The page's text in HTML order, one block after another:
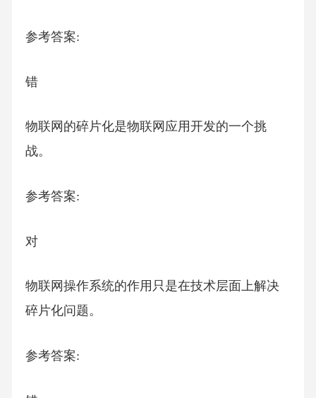
参考答案:
错
物联网的碎片化是物联网应用开发的一个挑
战。
参考答案:
对
物联网操作系统的作用只是在技术层面上解决
碎片化问题。
参考答案: